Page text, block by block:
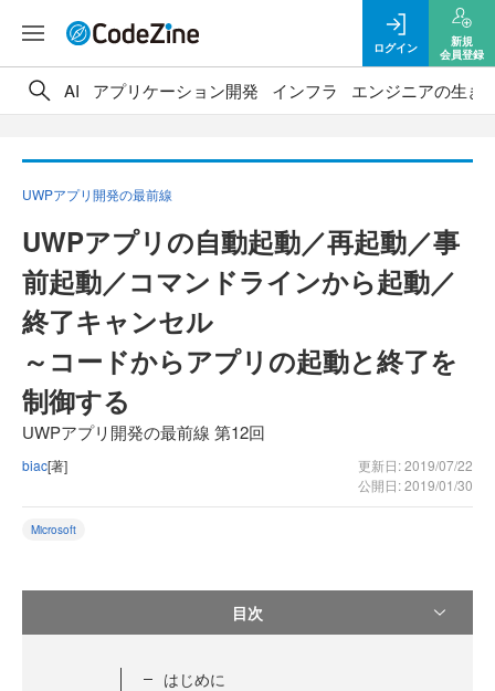
ログイン
新規
会員登録
AI アプリケーション開発 インフラ エンジニアの生き
UWPアプリ開発の最前線
UWPアプリの自動起動／再起動／事
前起動／コマンドラインから起動／
終了キャンセル
～コードからアプリの起動と終了を
制御する
UWPアプリ開発の最前線 第12回
biac[著]
更新日: 2019/07/22
公開日: 2019/01/30
Microsoft
目次
はじめに